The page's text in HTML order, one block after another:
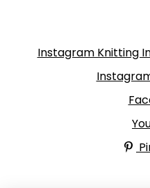
Instagram Knitting